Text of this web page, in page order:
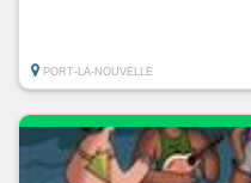
PORT-LA-NOUVELLE